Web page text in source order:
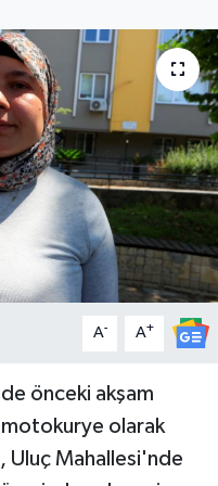
A- A+
önceki akşam
olarak
Uluç Mahallesi'nde